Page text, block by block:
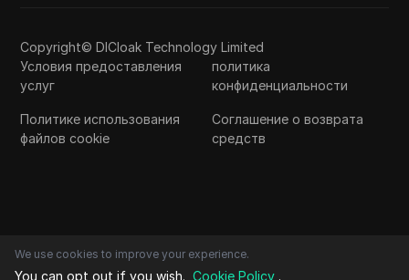
Copyright© DICloak Technology Limited
Условия предоставления
услуг
политика
конфиденциальности
Политике использования
файлов cookie
Соглашение о возврата
средств
We use cookies to improve your experience.
You can opt out if you wish. Cookie Policy .